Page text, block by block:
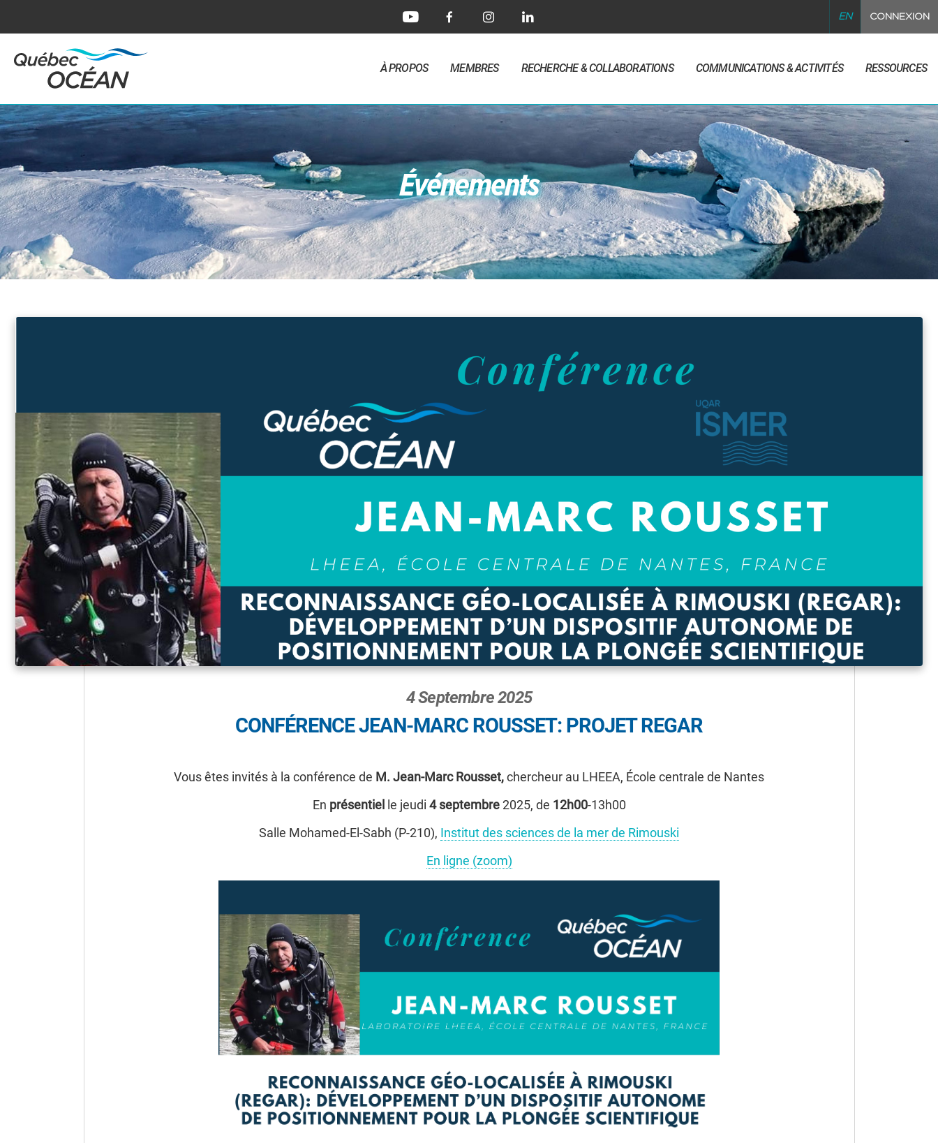
EN CONNEXION
RESSOURCES
COMMUNICATIONS & ACTIVITÉS
RECHERCHE & COLLABORATIONS
MEMBRES
À PROPOS
Événements
4 Septembre 2025
CONFÉRENCE JEAN-MARC ROUSSET: PROJET REGAR
Vous êtes invités à la conférence de M. Jean-Marc Rousset,chercheur au LHEEA, École centrale de Nantes
En présentiel le jeudi 4 septembre2025, de 12h00-13h00
Salle Mohamed-El-Sabh (P-210), Institut des sciences de la mer de Rimouski
En ligne (zoom)